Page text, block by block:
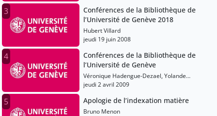
3
Conférences de la Bibliothèque de
l’Université de Genève 2018
Hubert Villard
jeudi 19 juin 2008
4
Conférences de la Bibliothèque de
l’Université de Genève
Véronique Hadengue-Dezael, Yolande
Estermann, Jean-Philippe Accart
jeudi 2 avril 2009
5 Apologie de l’indexation matière
Bruno Menon